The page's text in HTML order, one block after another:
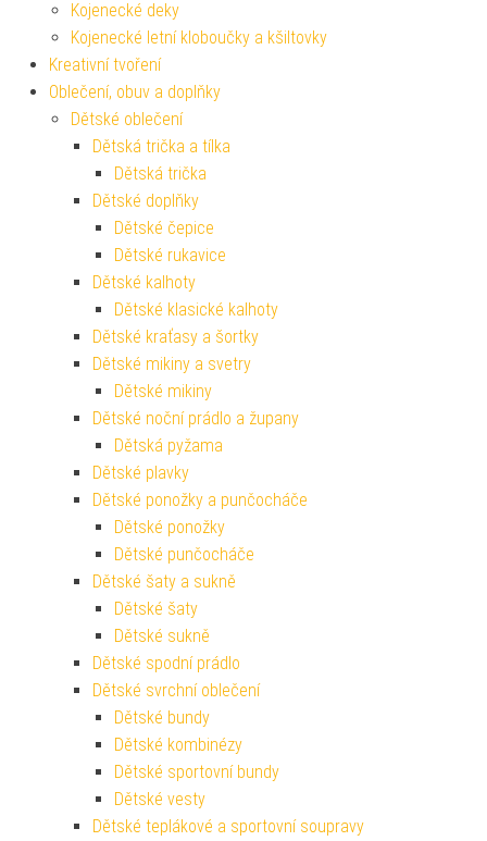
Kojenecké deky
Kojenecké letní kloboučky a kšiltovky
Kreativní tvoření
Oblečení, obuv a doplňky
Dětské oblečení
Dětská trička a tílka
Dětská trička
Dětské doplňky
Dětské čepice
Dětské rukavice
Dětské kalhoty
Dětské klasické kalhoty
Dětské kraťasy a šortky
Dětské mikiny a svetry
Dětské mikiny
Dětské noční prádlo a župany
Dětská pyžama
Dětské plavky
Dětské ponožky a punčocháče
Dětské ponožky
Dětské punčocháče
Dětské šaty a sukně
Dětské šaty
Dětské sukně
Dětské spodní prádlo
Dětské svrchní oblečení
Dětské bundy
Dětské kombinézy
Dětské sportovní bundy
Dětské vesty
Dětské teplákové a sportovní soupravy